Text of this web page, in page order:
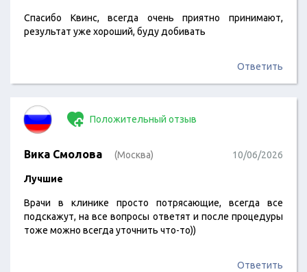
Спасибо Квинс, всегда очень приятно принимают,
результат уже хороший, буду добивать
Ответить
Положительный отзыв
Вика Смолова (Москва) 10/06/2026
Лучшие
Врачи в клинике просто потрясающие, всегда все
подскажут, на все вопросы ответят и после процедуры
тоже можно всегда уточнить что-то))
Ответить